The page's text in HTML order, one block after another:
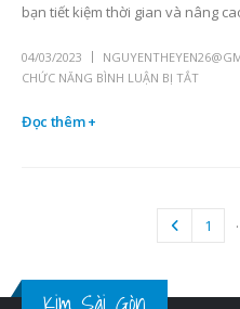
bạn tiết kiệm thời gian và nâng
04/03/2023
CHỨC NĂNG BÌNH LUẬN BỊ TẮT
Đọc thêm +
1